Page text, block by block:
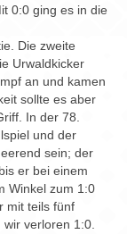
0:0 ging es in die
Die zweite
Urwaldkicker
an und kamen
sollte es aber
In der 78.
und der
sein; der
er bei einem
Winkel zum 1:0
mit teils fünf
verloren 1:0.